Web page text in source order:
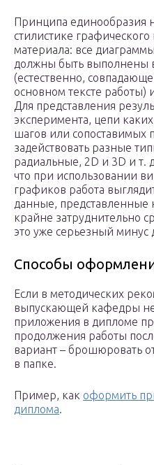
Принципа единообразия
стилистике
материала: все
должны быть выполнены
(естественно,
основном тексте работы)
Для представления
эксперимента, цепи
шагов или сопоставимых
задействовать разные
радиальные, 2D и 3D и т.
что при использовании
графиков работа
данные, представленные
крайне затруднительно
это уже серьезный минус
Способы
Если в методических
выпускающей кафедры
приложения в дипломе
продолжения работы
вариант – брошюровать
в папке.
Пример, как оформить
диплома.